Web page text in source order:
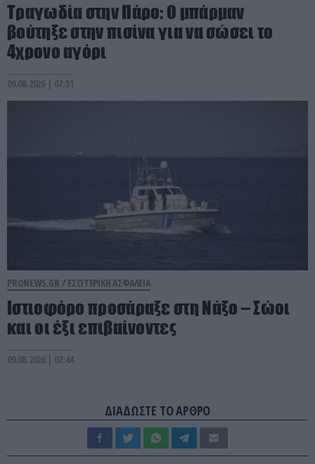
Τραγωδία στην Πάρο: Ο μπάρμαν
βούτηξε στην πισίνα για να σώσει το
4χρονο αγόρι
09.08.2026 | 07:51
PRONEWS.GR / ΕΣΩΤΕΡΙΚΗ ΑΣΦΑΛΕΙΑ
Ιστιοφόρο προσάραξε στη Νάξο – Σώοι
και οι έξι επιβαίνοντες
09.08.2026 | 07:44
ΔΙΑΔΩΣΤΕ ΤΟ ΑΡΘΡΟ